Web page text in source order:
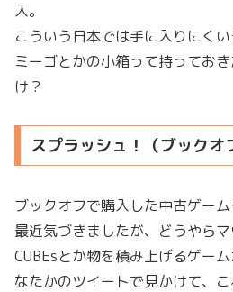
入。
こういう日本では手に入りにく
ミーゴとかの小箱って持ってお
け？
スプラッシュ！（ブックオ
ブックオフで購入した中古ゲーム
最近気づきましたが、どうやら
CUBEsとか物を積み上げるゲー
なたかのツイートで見かけて、